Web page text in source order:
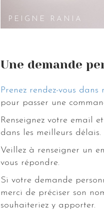
PEIGNE RANIA
Une demande
Prenez rendez-vous
pour passer une
Renseignez votre email
dans les meilleurs délais.
Veillez à renseigner un
vous répondre.
Si votre demande
merci de préciser son
souhaiteriez y apporter.